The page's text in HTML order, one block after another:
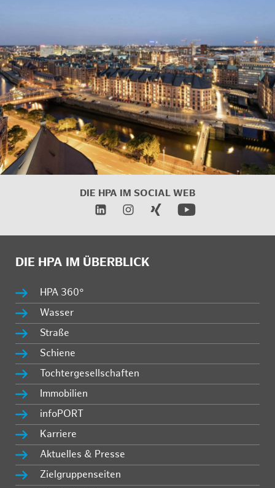
DIE HPA IM SOCIAL WEB
DIE HPA IM ÜBERBLICK
HPA 360°
Wasser
Straße
Schiene
Tochtergesellschaften
Immobilien
infoPORT
Karriere
Aktuelles & Presse
Zielgruppenseiten